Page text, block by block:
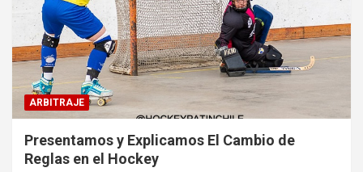
ARBITRAJE
Presentamos y Explicamos El Cambio de
Reglas en el Hockey